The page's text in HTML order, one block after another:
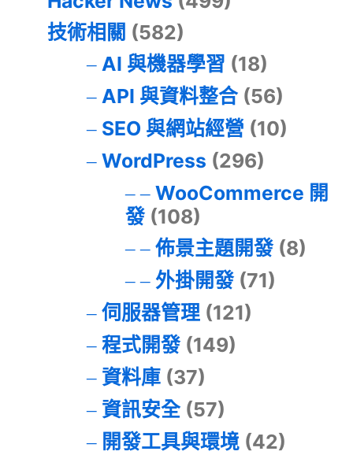
技術相關 (582)
AI 與機器學習 (18)
API 與資料整合(56)
SEO 與網站經營 (10)
WordPress (296)
WooCommerce 開
發(108)
佈景主題開發(8)
外掛開發(71)
伺服器管理(121)
程式開發(149)
資料庫(37)
資訊安全(57)
開發工具與環境(42)